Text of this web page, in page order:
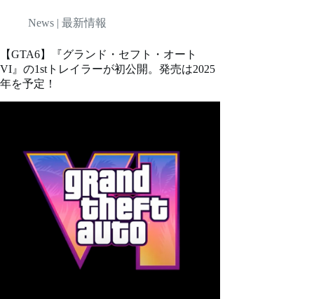
News | 最新情報
【GTA6】『グランド・セフト・オート
VI』の1stトレイラーが初公開。発売は2025
年を予定！